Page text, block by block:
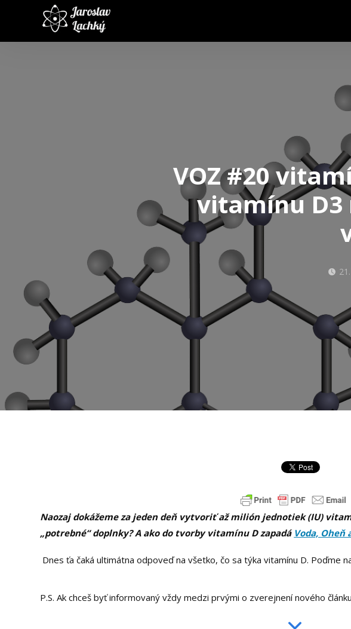
VOZ #20
vitamínu D3
Naozaj dokážeme za jeden deň vytvoriť až milión jednotiek (IU)
„potrebné“ doplnky? A ako do tvorby vitamínu D zapadá Voda, Oheň
Dnes ťa čaká ultimátna odpoveď na všetko, čo sa týka vitamínu D. Poďme
P.S. Ak chceš byť informovaný vždy medzi prvými o zverejnení nového